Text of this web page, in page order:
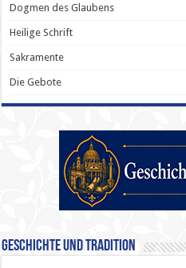
Dogmen des Glaubens
Heilige Schrift
Sakramente
Die Gebote
Geschichte und Tradition